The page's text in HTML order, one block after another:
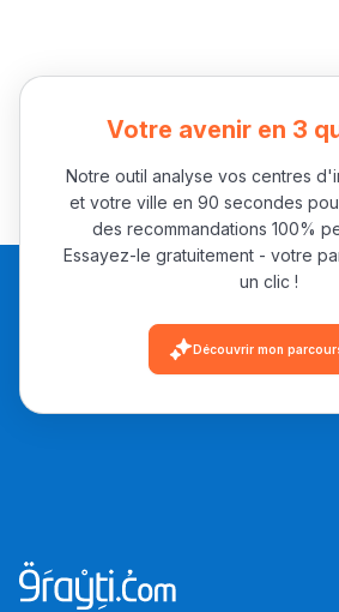
Votre avenir en 3
Notre outil analyse vos centres
et votre ville en 90 secondes
des recommandations 100%
Essayez-le gratuitement - votre
un clic !
Découvrir mon